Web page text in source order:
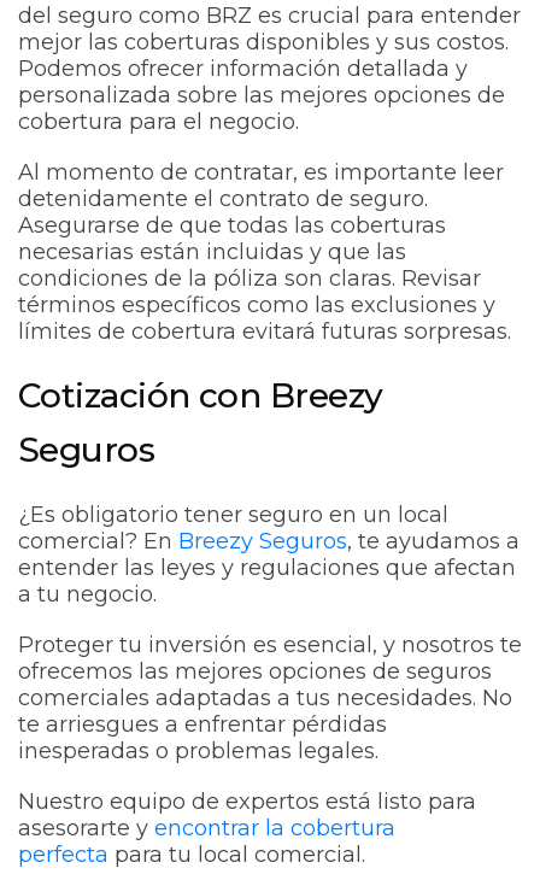
del seguro como BRZ es crucial para entender
mejor las coberturas disponibles y sus costos.
Podemos ofrecer información detallada y
personalizada sobre las mejores opciones de
cobertura para el negocio.
Al momento de contratar, es importante leer
detenidamente el contrato de seguro.
Asegurarse de que todas las coberturas
necesarias están incluidas y que las
condiciones de la póliza son claras. Revisar
términos específicos como las exclusiones y
límites de cobertura evitará futuras sorpresas.
Cotización con Breezy
Seguros
¿Es obligatorio tener seguro en un local
comercial? En Breezy Seguros, te ayudamos a
entender las leyes y regulaciones que afectan
a tu negocio.
Proteger tu inversión es esencial, y nosotros te
ofrecemos las mejores opciones de seguros
comerciales adaptadas a tus necesidades. No
te arriesgues a enfrentar pérdidas
inesperadas o problemas legales.
Nuestro equipo de expertos está listo para
asesorarte y encontrar la cobertura
perfecta para tu local comercial.